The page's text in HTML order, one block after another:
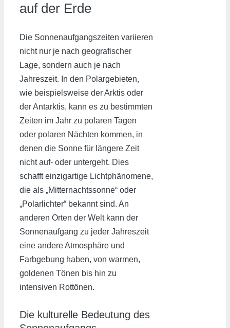
auf der Erde
Die Sonnenaufgangszeiten variieren
nicht nur je nach geografischer
Lage, sondern auch je nach
Jahreszeit. In den Polargebieten,
wie beispielsweise der Arktis oder
der Antarktis, kann es zu bestimmten
Zeiten im Jahr zu polaren Tagen
oder polaren Nächten kommen, in
denen die Sonne für längere Zeit
nicht auf- oder untergeht. Dies
schafft einzigartige Lichtphänomene,
die als „Mitternachtssonne“ oder
„Polarlichter“ bekannt sind. An
anderen Orten der Welt kann der
Sonnenaufgang zu jeder Jahreszeit
eine andere Atmosphäre und
Farbgebung haben, von warmen,
goldenen Tönen bis hin zu
intensiven Rottönen.
Die kulturelle Bedeutung des